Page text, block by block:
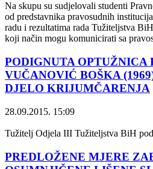
Na skupu su sudjelovali studenti
od predstavnika pravosudnih
radu i rezultatima rada Tužiteljstva
koji način mogu komunicirati sa
PODIGNUTA OPTUŽNICA
VUČANOVIĆ BOŠKA
DJELO KRIJUMČARENJA
28.09.2015. 15:09
Tužitelj Odjela III Tužiteljstva BiH
PREDLOŽENE MJERE